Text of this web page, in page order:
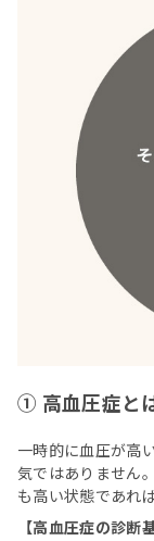
① 高血圧症と
一時的に血圧が高
気ではありません
も高い状態であれ
【高血圧症の診断